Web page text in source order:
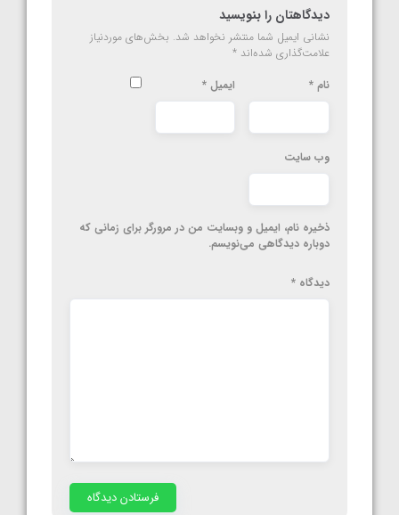
دیدگاهتان را بنویسید
نشانی ایمیل شما منتشر نخواهد شد. بخش‌های موردنیاز
علامت‌گذاری شده‌اند *
نام * ایمیل *
وب‌ سایت
ذخیره نام، ایمیل و وبسایت من در مرورگر برای زمانی که
دوباره دیدگاهی می‌نویسم.
دیدگاه *